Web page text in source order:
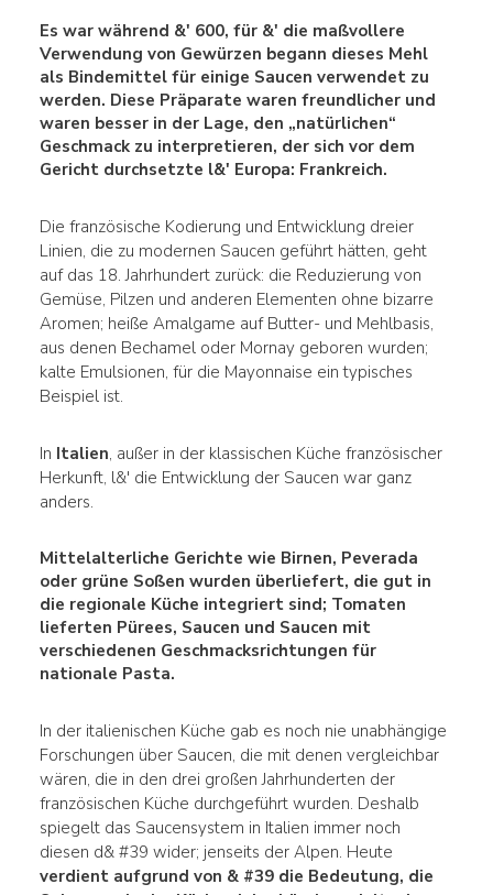
Es war während &' 600, für &' die maßvollere
Verwendung von Gewürzen begann dieses Mehl
als Bindemittel für einige Saucen verwendet zu
werden. Diese Präparate waren freundlicher und
waren besser in der Lage, den „natürlichen“
Geschmack zu interpretieren, der sich vor dem
Gericht durchsetzte l&' Europa: Frankreich.
Die französische Kodierung und Entwicklung dreier
Linien, die zu modernen Saucen geführt hätten, geht
auf das 18. Jahrhundert zurück: die Reduzierung von
Gemüse, Pilzen und anderen Elementen ohne bizarre
Aromen; heiße Amalgame auf Butter- und Mehlbasis,
aus denen Bechamel oder Mornay geboren wurden;
kalte Emulsionen, für die Mayonnaise ein typisches
Beispiel ist.
In Italien, außer in der klassischen Küche französischer
Herkunft, l&' die Entwicklung der Saucen war ganz
anders.
Mittelalterliche Gerichte wie Birnen, Peverada
oder grüne Soßen wurden überliefert, die gut in
die regionale Küche integriert sind; Tomaten
lieferten Pürees, Saucen und Saucen mit
verschiedenen Geschmacksrichtungen für
nationale Pasta.
In der italienischen Küche gab es noch nie unabhängige
Forschungen über Saucen, die mit denen vergleichbar
wären, die in den drei großen Jahrhunderten der
französischen Küche durchgeführt wurden. Deshalb
spiegelt das Saucensystem in Italien immer noch
diesen d& #39 wider; jenseits der Alpen. Heute
verdient aufgrund von & #39 die Bedeutung, die